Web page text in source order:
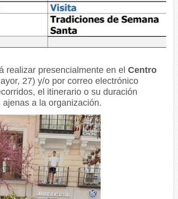
realizar presencialmente en el Centro
27) y/o por correo electrónico
el itinerario o su duración
a la organización.